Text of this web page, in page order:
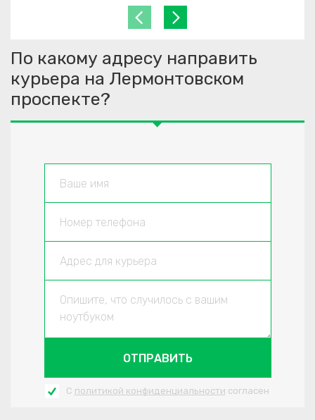
По какому адресу направить
курьера на Лермонтовском
проспекте?
ОТПРАВИТЬ
С политикой конфиденциальности согласен